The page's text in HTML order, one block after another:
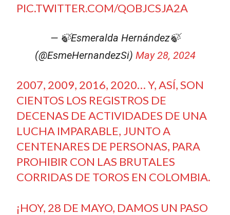
PIC.TWITTER.COM/QOBJCSJA2A
— 🍃Esmeralda Hernández🍃
(@EsmeHernandezSi) May 28, 2024
2007, 2009, 2016, 2020… Y, ASÍ, SON
CIENTOS LOS REGISTROS DE
DECENAS DE ACTIVIDADES DE UNA
LUCHA IMPARABLE, JUNTO A
CENTENARES DE PERSONAS, PARA
PROHIBIR CON LAS BRUTALES
CORRIDAS DE TOROS EN COLOMBIA.
¡HOY, 28 DE MAYO, DAMOS UN PASO